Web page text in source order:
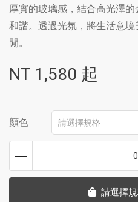
厚實的玻璃感，結合高光澤
和諧。透過光氛，將生活意
閒。
NT 1,580 起
顏色 請選擇規格
0
請選擇